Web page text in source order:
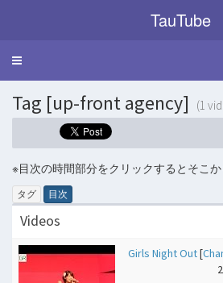
TauTube
Toggle
Tag [up-front agency] (1
※目次の時間部分をクリックするとそこか
タグ 目次
Videos
Girls Night Out[